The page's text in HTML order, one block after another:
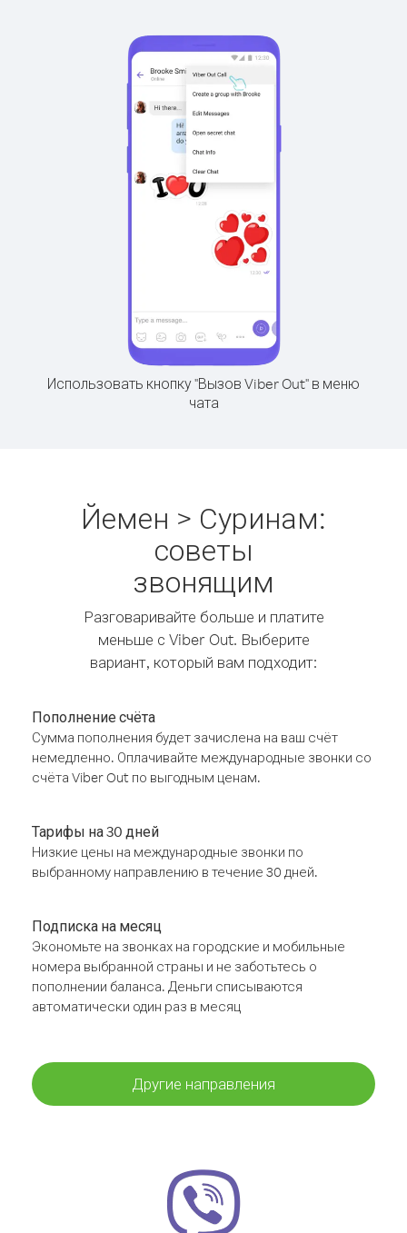
Использовать кнопку "Вызов Viber Out" в меню
чата
Йемен > Суринам:
советы
звонящим
Разговаривайте больше и платите
меньше с Viber Out. Выберите
вариант, который вам подходит:
Пополнение счёта
Сумма пополнения будет зачислена на ваш счёт
немедленно. Оплачивайте международные звонки со
счёта Viber Out по выгодным ценам.
Тарифы на 30 дней
Низкие цены на международные звонки по
выбранному направлению в течение 30 дней.
Подписка на месяц
Экономьте на звонках на городские и мобильные
номера выбранной страны и не заботьтесь о
пополнении баланса. Деньги списываются
автоматически один раз в месяц
Другие направления